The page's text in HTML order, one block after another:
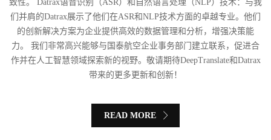
致性。 Datrax语音识别（ASR）和自然语言处理（NLP）技术：与我
们并肩的Datrax展示了他们在ASR和NLP技术方面的卓越专业。他们
的创新解决方案为企业提供高效的数据管理和分析，增强决策能
力。 我们非常高兴能够与国泰航空企业事务部门建立联系，促进合
作并在人工智慧领域探索新的视野。敬请期待DeepTranslate和Datrax
带来的更多更新和创新！
READ MORE